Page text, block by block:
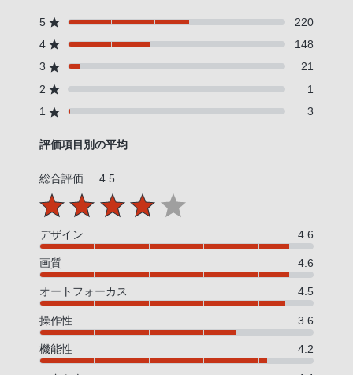
5
220
4
148
3
21
2
1
1
3
評価項目別の平均
総合評価 4.5
デザイン 4.6
画質 4.6
オートフォーカス 4.5
操作性 3.6
機能性 4.2